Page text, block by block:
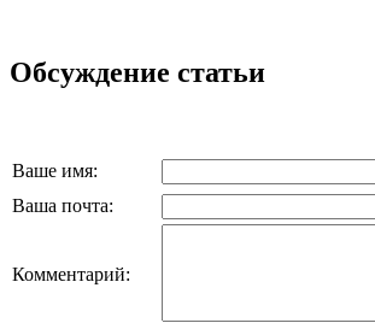
Обсуждение статьи
Ваше имя:
Ваша почта:
Комментарий: